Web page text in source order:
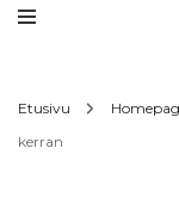
Etusivu
kerran